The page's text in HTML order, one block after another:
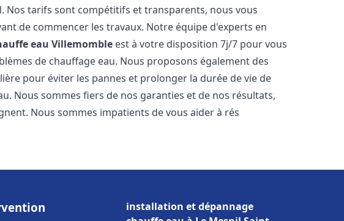
Nos tarifs sont compétitifs et transparents, nous vous
de commencer les travaux. Notre équipe d'experts en
eau Villemomble est à votre disposition 7j/7 pour vous
de chauffage eau. Nous proposons également des
pour éviter les pannes et prolonger la durée de vie de
Nous sommes fiers de nos garanties et de nos résultats,
Nous sommes impatients de vous aider à rés
installation et dépannage